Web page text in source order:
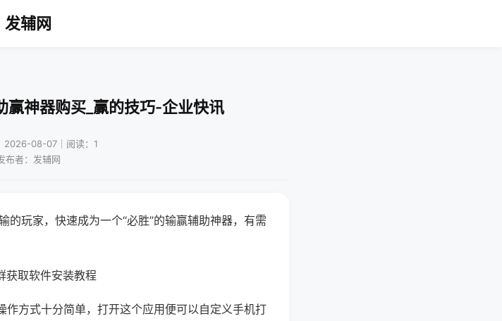
发辅网
赢神器购买_赢的技巧-企业快讯
2026-08-07｜阅读：1
布者：发辅网
玩家，快速成为一个“必胜”的输赢辅助神器，有需
取软件安装教程
作方式十分简单，打开这个应用便可以自定义手机打